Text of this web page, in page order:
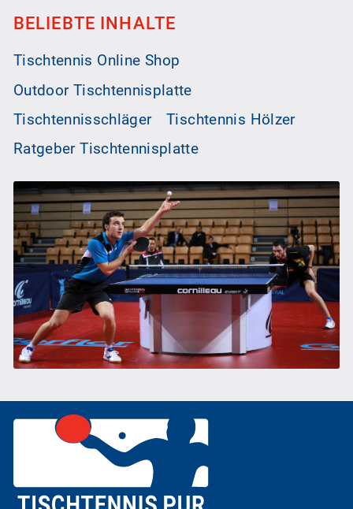
BELIEBTE INHALTE
Tischtennis Online Shop
Outdoor Tischtennisplatte
Tischtennisschläger
Tischtennis Hölzer
Ratgeber Tischtennisplatte